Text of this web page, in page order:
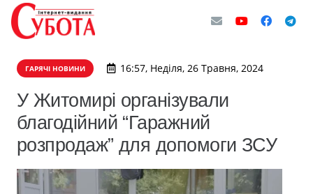
ГАРЯЧІ НОВИНИ 16:57, Неділя, 26 Травня, 2024
У Житомирі організували
благодійний “Гаражний
розпродаж” для допомоги ЗСУ